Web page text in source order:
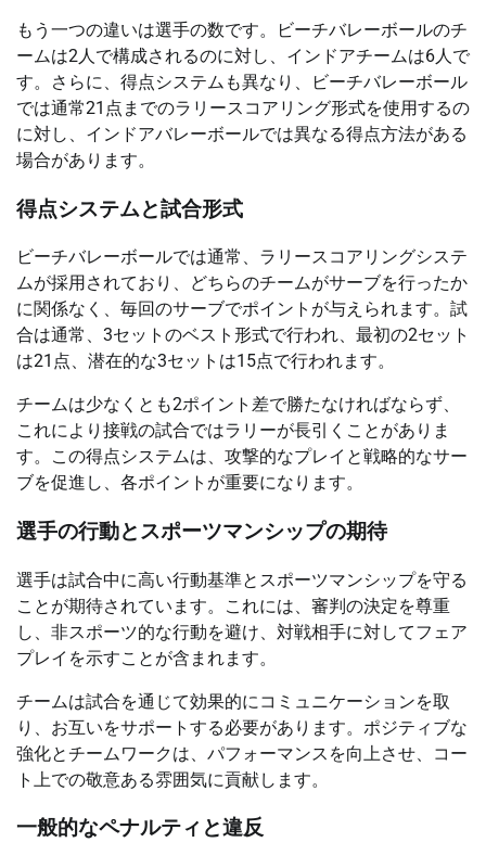
もう一つの違いは選手の数です。ビーチバレーボールのチ
ームは2人で構成されるのに対し、インドアチームは6人で
す。さらに、得点システムも異なり、ビーチバレーボール
では通常21点までのラリースコアリング形式を使用するの
に対し、インドアバレーボールでは異なる得点方法がある
場合があります。
得点システムと試合形式
ビーチバレーボールでは通常、ラリースコアリングシステ
ムが採用されており、どちらのチームがサーブを行ったか
に関係なく、毎回のサーブでポイントが与えられます。試
合は通常、3セットのベスト形式で行われ、最初の2セット
は21点、潜在的な3セットは15点で行われます。
チームは少なくとも2ポイント差で勝たなければならず、
これにより接戦の試合ではラリーが長引くことがありま
す。この得点システムは、攻撃的なプレイと戦略的なサー
ブを促進し、各ポイントが重要になります。
選手の行動とスポーツマンシップの期待
選手は試合中に高い行動基準とスポーツマンシップを守る
ことが期待されています。これには、審判の決定を尊重
し、非スポーツ的な行動を避け、対戦相手に対してフェア
プレイを示すことが含まれます。
チームは試合を通じて効果的にコミュニケーションを取
り、お互いをサポートする必要があります。ポジティブな
強化とチームワークは、パフォーマンスを向上させ、コー
ト上での敬意ある雰囲気に貢献します。
一般的なペナルティと違反